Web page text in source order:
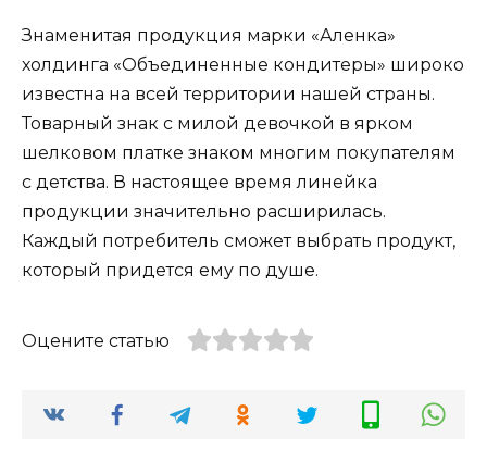
Знаменитая продукция марки «Аленка»
холдинга «Объединенные кондитеры» широко
известна на всей территории нашей страны.
Товарный знак с милой девочкой в ярком
шелковом платке знаком многим покупателям
с детства. В настоящее время линейка
продукции значительно расширилась.
Каждый потребитель сможет выбрать продукт,
который придется ему по душе.
Оцените статью